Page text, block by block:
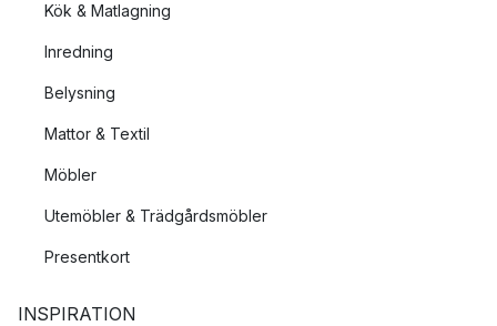
Kök & Matlagning
Inredning
Belysning
Mattor & Textil
Möbler
Utemöbler & Trädgårdsmöbler
Presentkort
INSPIRATION